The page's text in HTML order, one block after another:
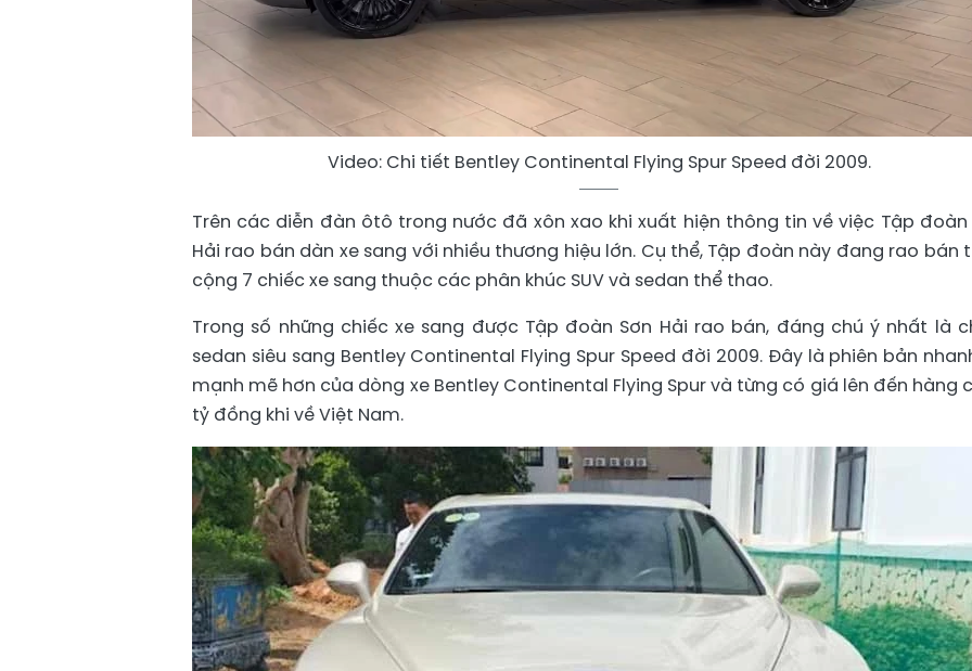
Video: Chi tiết Bentley Continental Flying Spur Speed đời 2009.
Trên các diễn đàn ôtô trong nước đã xôn xao khi xuất hiện thông tin về việc Tập đoàn
Hải rao bán dàn xe sang với nhiều thương hiệu lớn. Cụ thể, Tập đoàn này đang rao bán
cộng 7 chiếc xe sang thuộc các phân khúc SUV và sedan thể thao.
Trong số những chiếc xe sang được Tập đoàn Sơn Hải rao bán, đáng chú ý nhất là
sedan siêu sang Bentley Continental Flying Spur Speed đời 2009. Đây là phiên bản
mạnh mẽ hơn của dòng xe Bentley Continental Flying Spur và từng có giá lên đến hàng
tỷ đồng khi về Việt Nam.